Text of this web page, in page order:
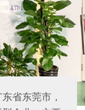
省东莞市，